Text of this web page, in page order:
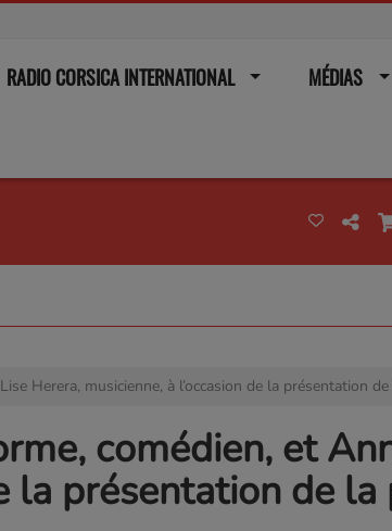
RADIO CORSICA INTERNATIONAL MÉDIAS
Herera, musicienne, à l’occasion de la présentation
comédien, et
la présentation de la